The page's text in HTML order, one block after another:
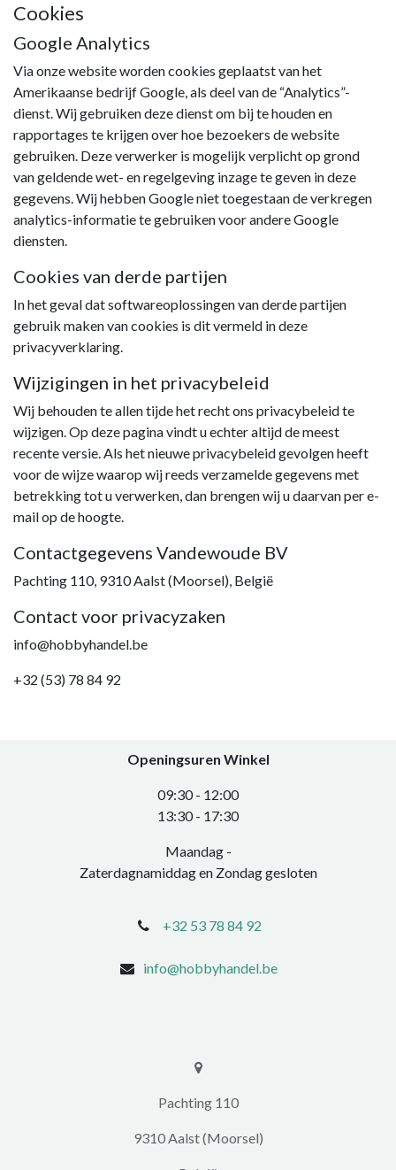
Cookies
Google Analytics
Via onze website worden cookies geplaatst van het
Amerikaanse bedrijf Google, als deel van de “Analytics”-
dienst. Wij gebruiken deze dienst om bij te houden en
rapportages te krijgen over hoe bezoekers de website
gebruiken. Deze verwerker is mogelijk verplicht op grond
van geldende wet- en regelgeving inzage te geven in deze
gegevens. Wij hebben Google niet toegestaan de verkregen
analytics-informatie te gebruiken voor andere Google
diensten.
Cookies van derde partijen
In het geval dat softwareoplossingen van derde partijen
gebruik maken van cookies is dit vermeld in deze
privacyverklaring.
Wijzigingen in het privacybeleid
Wij behouden te allen tijde het recht ons privacybeleid te
wijzigen. Op deze pagina vindt u echter altijd de meest
recente versie. Als het nieuwe privacybeleid gevolgen heeft
voor de wijze waarop wij reeds verzamelde gegevens met
betrekking tot u verwerken, dan brengen wij u daarvan per e-
mail op de hoogte.
Contactgegevens Vandewoude BV
Pachting 110, 9310 Aalst (Moorsel), België
Contact voor privacyzaken
info@hobbyhandel.be
+32 (53) 78 84 92
Openingsuren Winkel
0​9:30 - 12:00
​13:30 - 17:30​
Maandag -
Zaterdagnamiddag en Zondag gesloten
+32 53 78 84 92
info@hobbyhandel.be
​​Pachting 110
9310 Aalst (Moorsel)